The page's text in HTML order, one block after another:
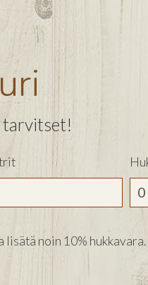
tarvitset!
lisätä noin 10% hukkavara.